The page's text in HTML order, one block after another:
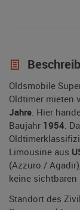
Oldsmobile
Oldtimer mieten
Jahre. Hier
Baujahr 1954.
Limousine aus
(Azzuro /
keine sichtbaren
Standort des